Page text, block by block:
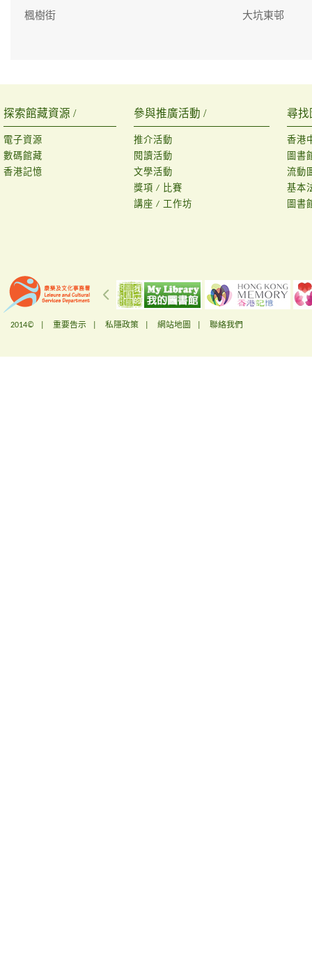
楓樹街 大坑東邨
探索館藏資源 /
電子資源
數碼館藏
香港記憶
參與推廣活動 /
推介活動
閱讀活動
文學活動
獎項 / 比賽
講座 / 工作坊
尋找
香港
圖書
流動
基本
圖書
2014© | 重要告示 私隱政策 網站地圖 聯絡我們